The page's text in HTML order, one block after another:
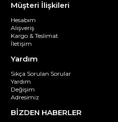
Müşteri İlişkileri
Hesabım
Alışveriş
Kargo & Teslimat
İletişim
Yardım
Sıkça Sorulan Sorular
Yardım
Değişim
Adresimiz
BİZDEN HABERLER